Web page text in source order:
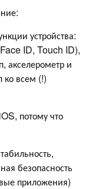
устройства:
ID, Touch ID),
акселерометр и
ко всем (!)
потому что
безопасность
приложения)